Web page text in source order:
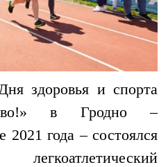
здоровья и спорта
в Гродно –
2021 года – состоялся